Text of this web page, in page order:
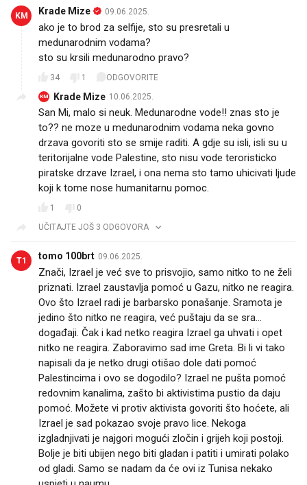
KM Krade Mize 09.06.2025.
ako je to brod za selfije, sto su presretali u
medunarodnim vodama?
sto su krsili medunarodno pravo?
34 1 ODGOVORITE
KM Krade Mize 10.06.2025.
San Mi, malo si neuk. Medunarodne vode!! znas sto je
to?? ne moze u medunarodnim vodama neka govno
drzava govoriti sto se smije raditi. A gdje su isli, isli su u
teritorijalne vode Palestine, sto nisu vode teroristicko
piratske drzave Izrael, i ona nema sto tamo uhicivati ljude
koji k tome nose humanitarnu pomoc.
1
0
UČITAJTE JOŠ 3 ODGOVORA
T1 tomo 100brt 09.06.2025.
Znači, Izrael je već sve to prisvojio, samo nitko to ne želi
priznati. Izrael zaustavlja pomoć u Gazu, nitko ne reagira.
Ovo što Izrael radi je barbarsko ponašanje. Sramota je
jedino što nitko ne reagira, već puštaju da se sra...
događaji. Čak i kad netko reagira Izrael ga uhvati i opet
nitko ne reagira. Zaboravimo sad ime Greta. Bi li vi tako
napisali da je netko drugi otišao dole dati pomoć
Palestincima i ovo se dogodilo? Izrael ne pušta pomoć
redovnim kanalima, zašto bi aktivistima pustio da daju
pomoć. Možete vi protiv aktivista govoriti što hoćete, ali
Izrael je sad pokazao svoje pravo lice. Nekoga
izgladnjivati je najgori mogući zločin i grijeh koji postoji.
Bolje je biti ubijen nego biti gladan i patiti i umirati polako
od gladi. Samo se nadam da će ovi iz Tunisa nekako